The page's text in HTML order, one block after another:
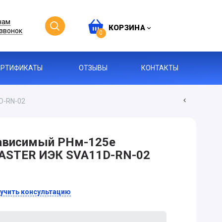
КОРЗИНА
0
ОТЗЫВЫ КОНТАКТЫ
RN-02
РНм-125е
ИЭК SVA11D-RN-02
консультацию